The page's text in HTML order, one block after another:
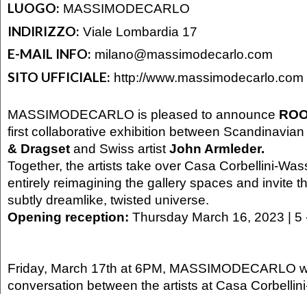
LUOGO: MASSIMODECARLO
INDIRIZZO: Viale Lombardia 17
E-MAIL INFO: milano@massimodecarlo.com
SITO UFFICIALE: http://www.massimodecarlo.com
MASSIMODECARLO is pleased to announce
first collaborative exhibition between
& Dragset and Swiss artist John Armleder.
Together, the artists take over Casa Corbellini-
entirely reimagining the gallery spaces and invite
subtly dreamlike, twisted universe.
Opening reception: Thursday March 16, 2023 | 5
Friday, March 17th at 6PM, MASSIMODECARLO
conversation between the artists at Casa